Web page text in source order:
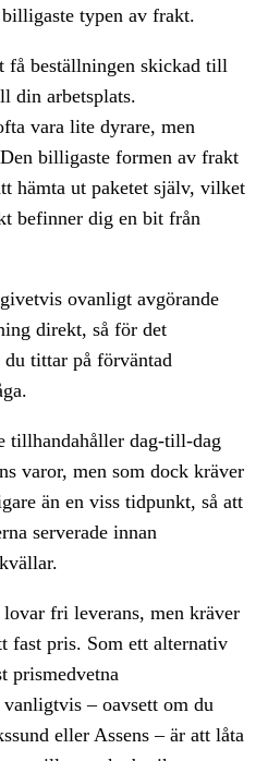
typen av frakt.
få beställningen skickad till
din arbetsplats.
vara lite dyrare, men
billigaste formen av frakt
hämta ut paketet själv, vilket
befinner dig en bit från
ovanligt avgörande
direkt, så för det
du tittar på förväntad
tillhandahåller dag-till-dag
varor, men som dock kräver
än en viss tidpunkt, så att
serverade innan
fri leverans, men kräver
fast pris. Som ett alternativ
prismedvetna
– oavsett om du
eller Assens – är att låta